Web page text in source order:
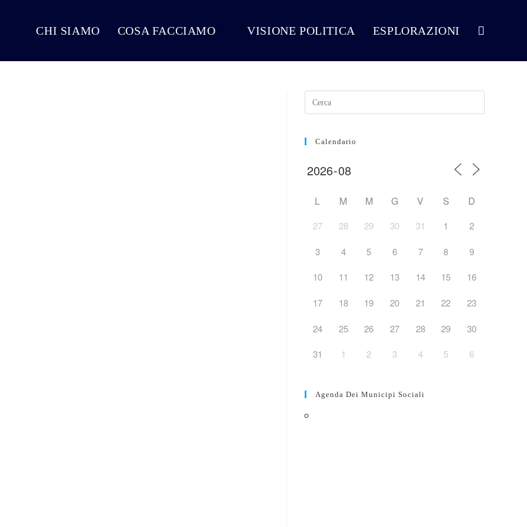
CHI SIAMO COSA FACCIAMO VISIONE POLITICA ESPLORAZIONI Attiva/disattiva
Calendario
L M M G V S D
27 28 29 30 31 1 2
3 4 5 6 7 8 9
10 11 12 13 14 15 16
17 18 19 20 21 22 23
24 25 26 27 28 29 30
31 1 2 3 4 5 6
Agenda Dei Municipi Sociali